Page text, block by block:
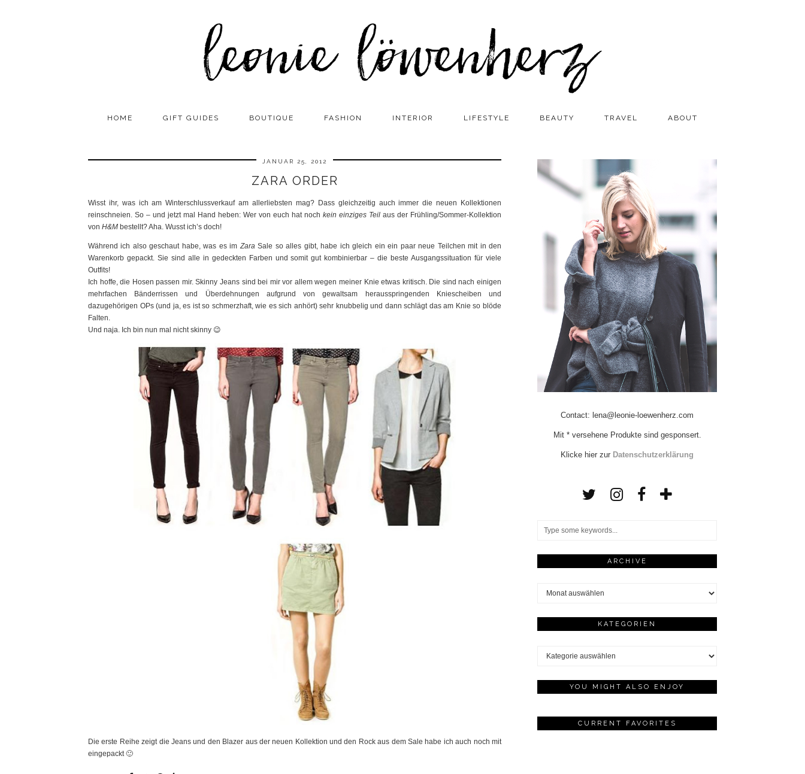
HOME GIFT GUIDES BOUTIQUE FASHION INTERIOR LIFESTYLE BEAUTY TRAVEL ABOUT
JANUAR 25, 2012
ZARA ORDER
Wisst ihr, was ich am Winterschlussverkauf am allerliebsten mag? Dass gleichzeitig auch immer die neuen Kollektionen
reinschneien. So – und jetzt mal Hand heben: Wer von euch hat noch kein einziges Teil aus der Frühling/Sommer-Kollektion
von H&M bestellt? Aha. Wusst ich’s doch!
Während ich also geschaut habe, was es im ZaraSale so alles gibt, habe ich gleich ein ein paar neue Teilchen mit in den
Warenkorb gepackt. Sie sind alle in gedeckten Farben und somit gut kombinierbar – die beste Ausgangssituation für viele
Outfits!
Ich hoffe, die Hosen passen mir. Skinny Jeans sind bei mir vor allem wegen meiner Knie etwas kritisch. Die sind nach einigen
mehrfachen Bänderrissen und Überdehnungen aufgrund von gewaltsam herausspringenden Kniescheiben und
dazugehörigen OPs (und ja, es ist so schmerzhaft, wie es sich anhört) sehr knubbelig und dann schlägt das am Knie so blöde
Falten.
Und naja. Ich bin nun mal nicht skinny 😉
Die erste Reihe zeigt die Jeans und den Blazer aus der neuen Kollektion und den Rock aus dem Sale habe ich auch noch mit
eingepackt 🙂
Contact: lena@leonie-loewenherz.com
Mit * versehene Produkte sind gesponsert.
Klicke hier zur Datenschutzerklärung
ARCHIVE
KATEGORIEN
YOU MIGHT ALSO ENJOY
CURRENT FAVORITES